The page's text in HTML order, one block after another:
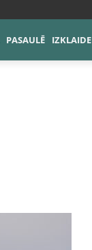
PASAULĒ IZKLAIDE